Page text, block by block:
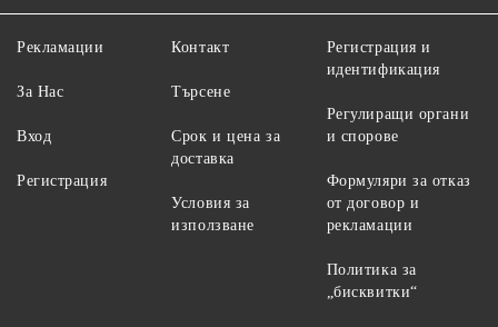
Рекламации
За Нас
Вход
Регистрация
Контакт
Търсене
Срок и цена за
доставка
Условия за
използване
Регистрация и
идентификация
Регулиращи органи
и спорове
Формуляри за отказ
от договор и
рекламации
Политика за
„бисквитки“